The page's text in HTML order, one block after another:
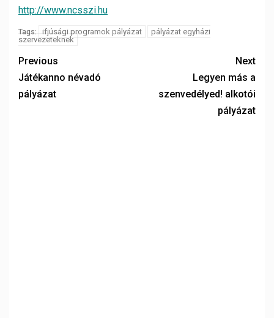
http://www.ncsszi.hu
Tags: ifjúsági programok pályázat
pályázat egyházi
szervezeteknek
Previous
Játékanno névadó
pályázat
Next
Legyen más a
szenvedélyed! alkotói
pályázat